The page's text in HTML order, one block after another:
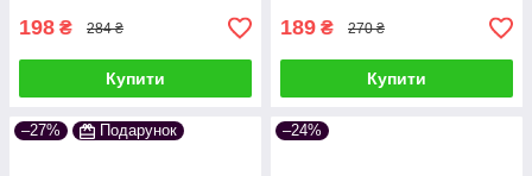
198 ₴ 284 ₴
Купити
189 ₴ 270 ₴
Купити
–27% Подарунок –24%